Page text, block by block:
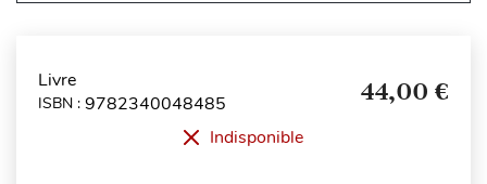
Livre
ISBN : 9782340048485 44,00 €
Indisponible